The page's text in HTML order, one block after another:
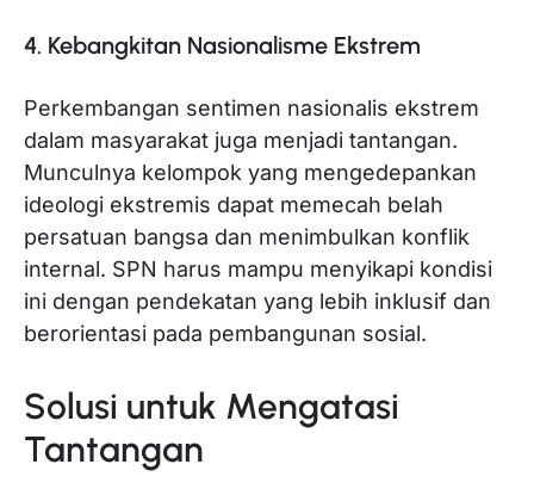
4. Kebangkitan Nasionalisme Ekstrem
Perkembangan sentimen nasionalis ekstrem
dalam masyarakat juga menjadi tantangan.
Munculnya kelompok yang mengedepankan
ideologi ekstremis dapat memecah belah
persatuan bangsa dan menimbulkan konflik
internal. SPN harus mampu menyikapi kondisi
ini dengan pendekatan yang lebih inklusif dan
berorientasi pada pembangunan sosial.
Solusi untuk Mengatasi
Tantangan